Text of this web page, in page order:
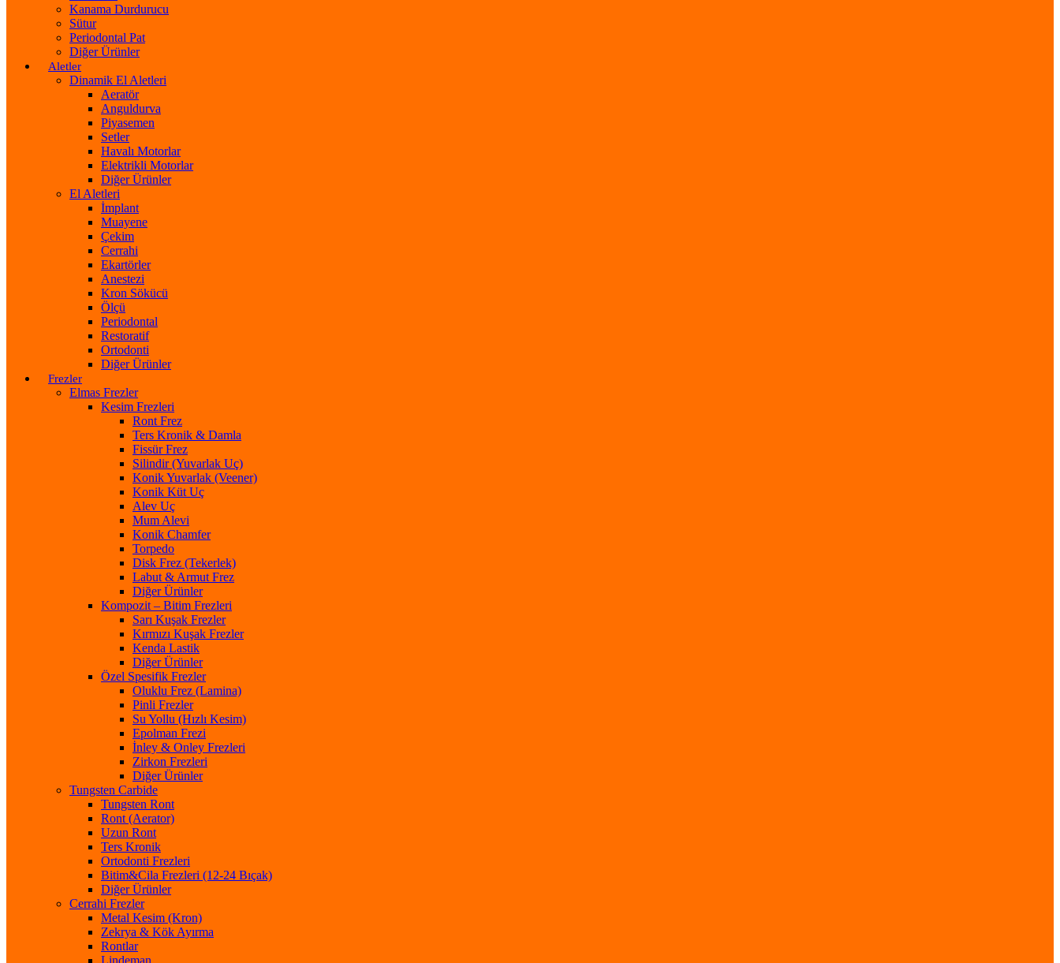
Kanama Durdurucu
Sütur
Periodontal Pat
Diğer Ürünler
Aletler
Dinamik El Aletleri
Aeratör
Anguldurva
Piyasemen
Setler
Havalı Motorlar
Elektrikli Motorlar
Diğer Ürünler
El Aletleri
İmplant
Muayene
Çekim
Cerrahi
Ekartörler
Anestezi
Kron Sökücü
Ölçü
Periodontal
Restoratif
Ortodonti
Diğer Ürünler
Frezler
Elmas Frezler
Kesim Frezleri
Ront Frez
Ters Kronik & Damla
Fissür Frez
Silindir (Yuvarlak Uç)
Konik Yuvarlak (Veener)
Konik Küt Uç
Alev Uç
Mum Alevi
Konik Chamfer
Torpedo
Disk Frez (Tekerlek)
Labut & Armut Frez
Diğer Ürünler
Kompozit – Bitim Frezleri
Sarı Kuşak Frezler
Kırmızı Kuşak Frezler
Kenda Lastik
Diğer Ürünler
Özel Spesifik Frezler
Oluklu Frez (Lamina)
Pinli Frezler
Su Yollu (Hızlı Kesim)
Epolman Frezi
İnley & Onley Frezleri
Zirkon Frezleri
Diğer Ürünler
Tungsten Carbide
Tungsten Ront
Ront (Aerator)
Uzun Ront
Ters Kronik
Ortodonti Frezleri
Bitim&Cila Frezleri (12-24 Bıçak)
Diğer Ürünler
Cerrahi Frezler
Metal Kesim (Kron)
Zekrya & Kök Ayırma
Rontlar
Lindeman